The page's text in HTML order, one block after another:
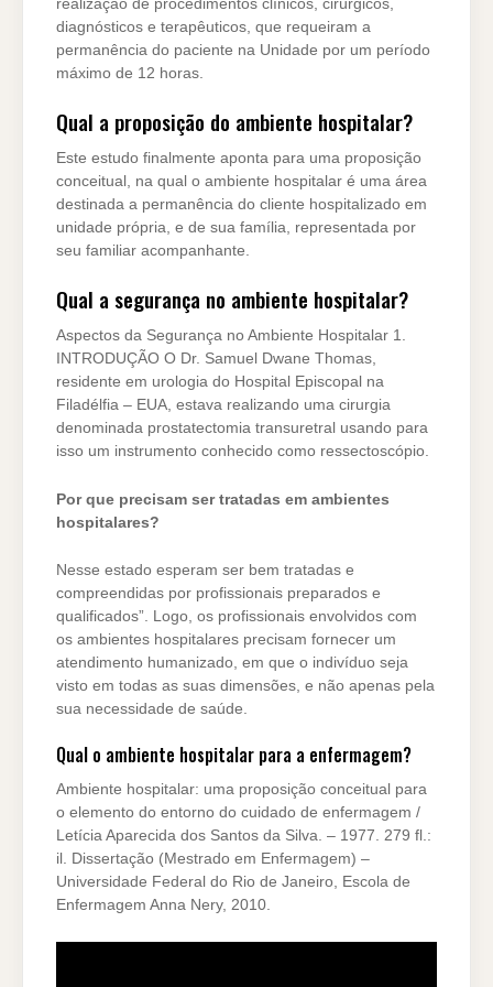
realização de procedimentos clínicos, cirúrgicos,
diagnósticos e terapêuticos, que requeiram a
permanência do paciente na Unidade por um período
máximo de 12 horas.
Qual a proposição do ambiente hospitalar?
Este estudo finalmente aponta para uma proposição
conceitual, na qual o ambiente hospitalar é uma área
destinada a permanência do cliente hospitalizado em
unidade própria, e de sua família, representada por
seu familiar acompanhante.
Qual a segurança no ambiente hospitalar?
Aspectos da Segurança no Ambiente Hospitalar 1.
INTRODUÇÃO O Dr. Samuel Dwane Thomas,
residente em urologia do Hospital Episcopal na
Filadélfia – EUA, estava realizando uma cirurgia
denominada prostatectomia transuretral usando para
isso um instrumento conhecido como ressectoscópio.
Por que precisam ser tratadas em ambientes
hospitalares?
Nesse estado esperam ser bem tratadas e
compreendidas por profissionais preparados e
qualificados”. Logo, os profissionais envolvidos com
os ambientes hospitalares precisam fornecer um
atendimento humanizado, em que o indivíduo seja
visto em todas as suas dimensões, e não apenas pela
sua necessidade de saúde.
Qual o ambiente hospitalar para a enfermagem?
Ambiente hospitalar: uma proposição conceitual para
o elemento do entorno do cuidado de enfermagem /
Letícia Aparecida dos Santos da Silva. – 1977. 279 fl.:
il. Dissertação (Mestrado em Enfermagem) –
Universidade Federal do Rio de Janeiro, Escola de
Enfermagem Anna Nery, 2010.